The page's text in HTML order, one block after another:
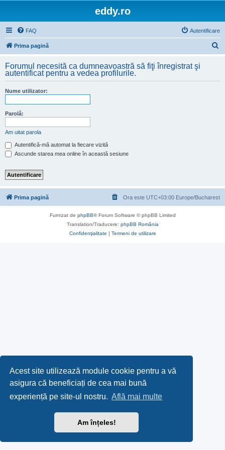
Acest site utilizează module cookie pentru a vă
asigura că beneficiați de cea mai bună
experiență pe site-ul nostru. Află mai multe
Am înțeles!
eddy.ro
FAQ Autentificare
Prima pagină
t
Forumul necesită ca dumneavoastră să fiţi înregistrat şi
autentificat pentru a vedea profilurile.
Nume utilizator:
Parolă:
Am uitat parola
Autentifică-mă automat la fiecare vizită
Ascunde starea mea online în această sesiune
Prima pagină Ora este UTC+03:00 Europe/Bucharest
Furnizat de phpBB® Forum Software © phpBB Limited
Translation/Traducere: phpBB România
Confidenţialitate | Termeni de utilizare